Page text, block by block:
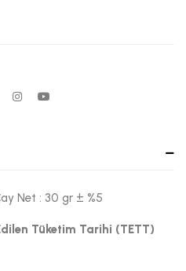
Net : 30 gr ± %5
Tüketim Tarihi (TETT)